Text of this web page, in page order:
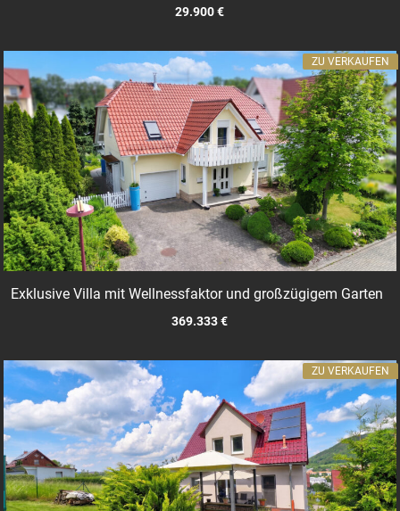
29.900 €
Exklusive Villa mit Wellnessfaktor und großzügigem Garten
369.333 €
ZU VERKAUFEN
ZU VERKAUFEN